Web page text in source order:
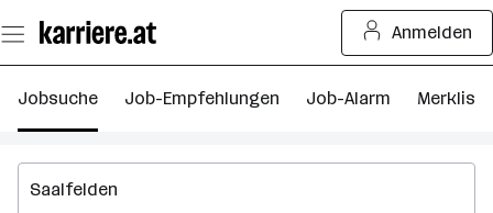
Seiteninhalt
springen
Anmelden
Jobsuche Job-Empfehlungen Job-Alarm Merkliste